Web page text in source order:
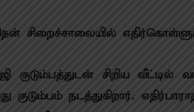
சிறைச்சாலையில்
சிறிய வீட்டில்
குடும்பம் நடத்துகிறார்.